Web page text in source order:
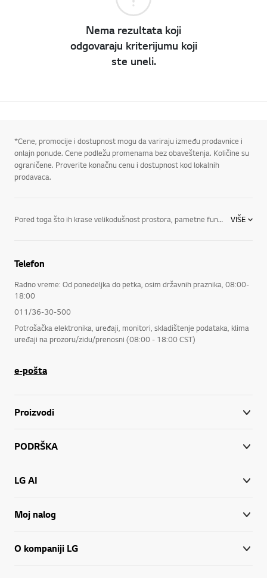
Nema rezultata koji
odgovaraju kriterijumu koji
ste uneli.
*Cene, promocije i dostupnost mogu da variraju između prodavnice i
onlajn ponude. Cene podležu promenama bez obaveštenja. Količine su
ograničene. Proverite konačnu cenu i dostupnost kod lokalnih
prodavaca.
Pored toga što ih krase velikodušnost prostora, pametne funkcije i vrhunski stil, hladnjaci kompanije LG su krcati najnovijim inovacijama i dostupni su u raznim stilovima, u koje spadaju: Side-by-Side frižideri: Ovo je jedan od naših najpopularnijih stilova frižidera, koji imaju najnovije tehnologije kompanije LG za rashlađivanje i očuvanje svežine, praktičan prostor za namirnice i stil koji ulepšava svaku kuhinju. Uz to, možete jednim pogledom da obuhvatite sve namirnice. Frižideri sa zamrzivačem gore: Odlikuju ih napredne funkcije za očuvanje svežine i elegantan dizajn – od vrha do dna! Dobićete izuzetno prostran i izuzetno praktičan prostor, kao i bezvremenski dizajn koji ističe svaku kuhinju. Frižideri sa zamrzivačem dole: Kod ovakvog stila, frižider je u nivou očiju – tačno gde treba. Door-in-Door™ frižideri: Inovacije kompanije LG u oblasti čuvanja namirnica omogućavaju izuzetno lak pristup vašim omiljenim namirnicama i smanjuju gubitak hladnog vazduha do 47%. VIŠE
Telefon
Radno vreme: Od ponedeljka do petka, osim državnih praznika, 08:00-
18:00
011/36-30-500
Potrošačka elektronika, uređaji, monitori, skladištenje podataka, klima
uređaji na prozoru/zidu/prenosni (08:00 - 18:00 CST)
e-pošta
Proizvodi
PODRŠKA
LG AI
Moj nalog
O kompaniji LG